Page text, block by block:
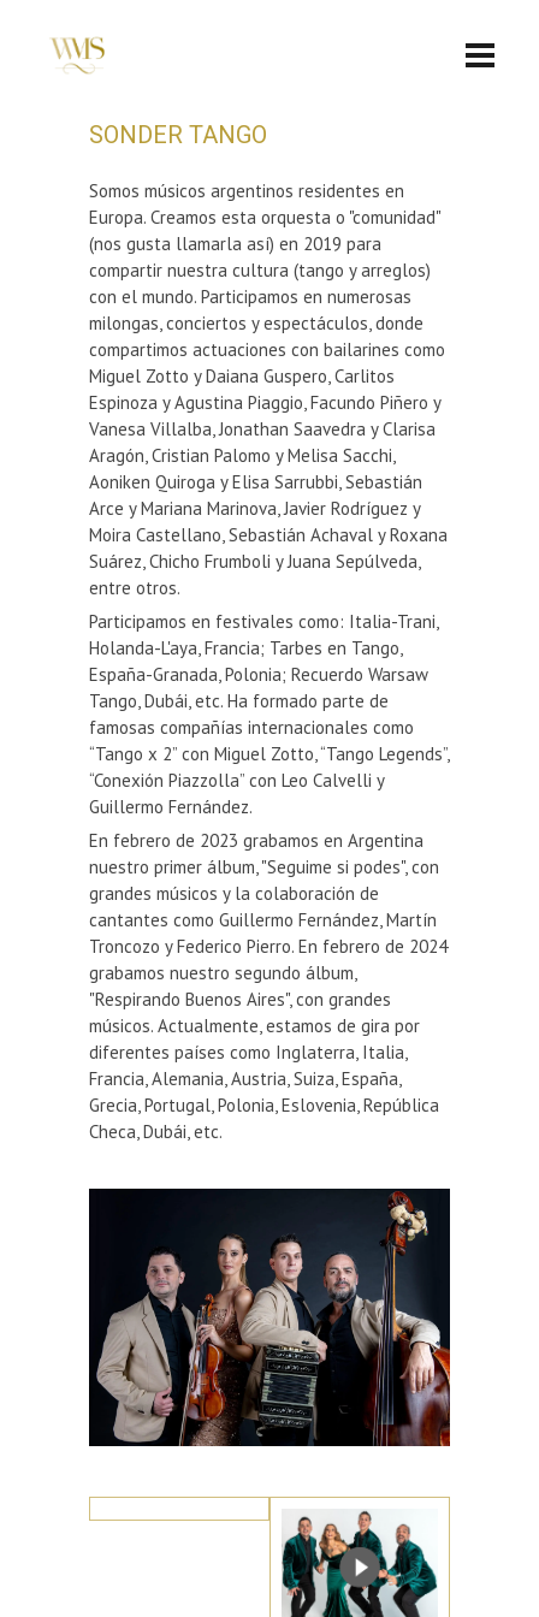
SONDER TANGO
Somos músicos argentinos residentes en
Europa. Creamos esta orquesta o "comunidad"
(nos gusta llamarla así) en 2019 para
compartir nuestra cultura (tango y arreglos)
con el mundo. Participamos en numerosas
milongas, conciertos y espectáculos, donde
compartimos actuaciones con bailarines como
Miguel Zotto y Daiana Guspero, Carlitos
Espinoza y Agustina Piaggio, Facundo Piñero y
Vanesa Villalba, Jonathan Saavedra y Clarisa
Aragón, Cristian Palomo y Melisa Sacchi,
Aoniken Quiroga y Elisa Sarrubbi, Sebastián
Arce y Mariana Marinova, Javier Rodríguez y
Moira Castellano, Sebastián Achaval y Roxana
Suárez, Chicho Frumboli y Juana Sepúlveda,
entre otros.
Participamos en festivales como: Italia-Trani,
Holanda-L'aya, Francia; Tarbes en Tango,
España-Granada, Polonia; Recuerdo Warsaw
Tango, Dubái, etc. Ha formado parte de
famosas compañías internacionales como
“Tango x 2” con Miguel Zotto, “Tango Legends”,
“Conexión Piazzolla” con Leo Calvelli y
Guillermo Fernández.
En febrero de 2023 grabamos en Argentina
nuestro primer álbum, "Seguime si podes", con
grandes músicos y la colaboración de
cantantes como Guillermo Fernández, Martín
Troncozo y Federico Pierro. En febrero de 2024
grabamos nuestro segundo álbum,
"Respirando Buenos Aires", con grandes
músicos. Actualmente, estamos de gira por
diferentes países como Inglaterra, Italia,
Francia, Alemania, Austria, Suiza, España,
Grecia, Portugal, Polonia, Eslovenia, República
Checa, Dubái, etc.